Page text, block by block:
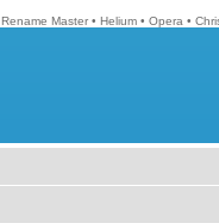
Rename Master • Helium • Opera •